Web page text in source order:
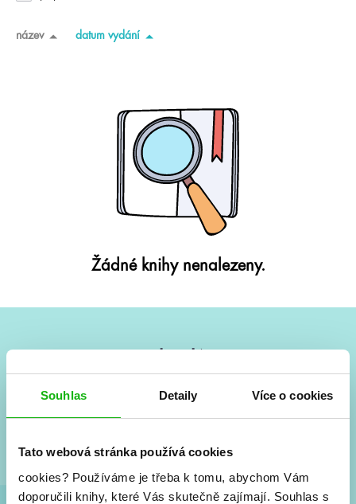
Souhlas Detaily Více o cookies
Tato webová stránka používá cookies
cookies? Používáme je třeba k tomu, abychom Vám
doporučili knihy, které Vás skutečně zajímají. Souhlas s
název datum vydání
Žádné knihy nenalezeny.
Vše kolem #youngadult každý měsíc rovnou do mailu!
a seriálové adaptace a další.